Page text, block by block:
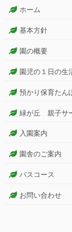
ホーム
基本方針
園の概要
園児の１日の生
預かり保育たん
緑が丘 親子サ
入園案内
園舎のご案内
バスコース
お問い合わせ